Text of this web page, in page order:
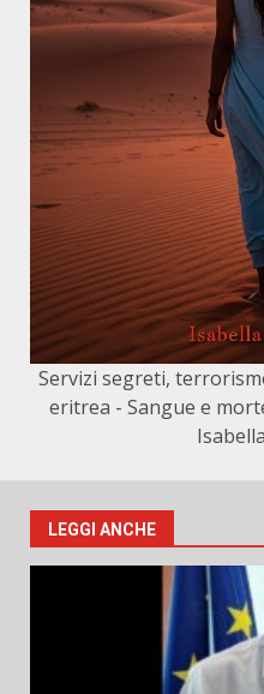
Servizi segreti,
eritrea - Sangue e
LEGGI ANCHE